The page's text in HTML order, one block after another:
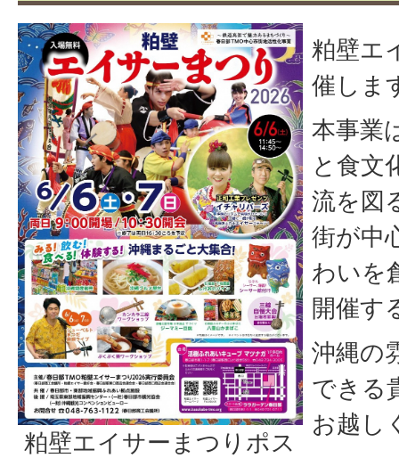
粕壁エイサーまつりポス
粕壁エ
催しま
本事業
と食文
流を図
街が中
わいを
開催す
沖縄の
できる
お越し